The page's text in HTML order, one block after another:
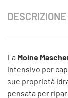
DESCRIZIONE
La Moine
intensivo per
sue proprietà
pensata per